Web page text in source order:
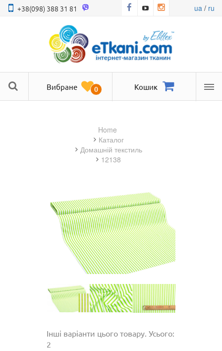
+38(098) 388 31 81 ua/ ru
Вибране 0 Кошик
Home
Каталог
домашній текстиль
12138
Інші варіанти цього товару. Усього:
2